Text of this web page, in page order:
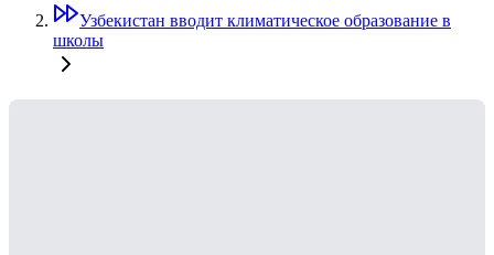
Узбекистан вводит климатическое образование в
школы